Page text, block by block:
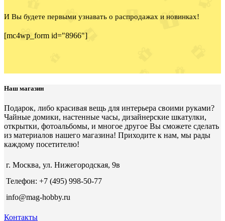
И Вы будете первыми узнавать о распродажах и новинках!
[mc4wp_form id="8966"]
Наш магазин
Подарок, либо красивая вещь для интерьера своими руками?
Чайные домики, настенные часы, дизайнерские шкатулки,
открытки, фотоальбомы, и многое другое Вы сможете сделать
из материалов нашего магазина! Приходите к нам, мы рады
каждому посетителю!
г. Москва, ул. Нижегородская, 9в
Телефон: +7 (495) 998-50-77
info@mag-hobby.ru
Контакты